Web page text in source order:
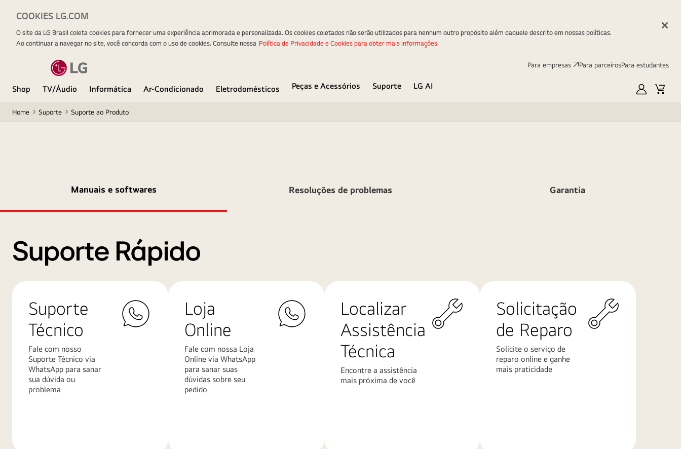
Para empresas Para parceirosPara estudantes
Shop TV/Áudio Informática Ar-Condicionado Eletrodomésticos Peças e Acessórios Suporte
LG AI
Minha
Home Suporte Suporte ao Produto
Manuais e softwares Resoluções de problemas Garantia
Suporte Rápido
Suporte
Técnico
Fale com nosso
Suporte Técnico via
WhatsApp para sanar
sua dúvida ou
problema
Loja
Online
Fale com nossa Loja
Online via WhatsApp
para sanar suas
dúvidas sobre seu
pedido
Localizar
Assistência
Técnica
Encontre a assistência
mais próxima de você
Solicitação
de Reparo
Solicite o serviço de
reparo online e ganhe
mais praticidade
COOKIES LG.COM
O site da LG Brasil coleta cookies para fornecer uma experiência aprimorada e personalizada. Os cookies coletados não serão utilizados para nenhum outro propósito além daquele descrito em nossas políticas.
Ao continuar a navegar no site, você concorda com o uso de cookies. Consulte nossa Política de Privacidade e Cookies para obter mais informações.